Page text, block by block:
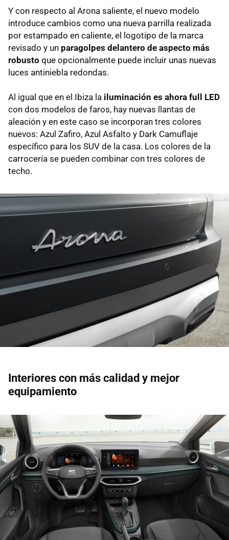
Y con respecto al Arona saliente, el nuevo modelo
introduce cambios como una nueva parrilla realizada
por estampado en caliente, el logotipo de la marca
revisado y un paragolpes delantero de aspecto más
robusto que opcionalmente puede incluir unas nuevas
luces antiniebla redondas.
Al igual que en el Ibiza la iluminación es ahora full LED
con dos modelos de faros, hay nuevas llantas de
aleación y en este caso se incorporan tres colores
nuevos: Azul Zafiro, Azul Asfalto y Dark Camuflaje
específico para los SUV de la casa. Los colores de la
carrocería se pueden combinar con tres colores de
techo.
Interiores con más calidad y mejor
equipamiento